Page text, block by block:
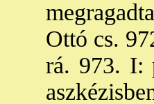
Ottó cs.
rá. 973. I: